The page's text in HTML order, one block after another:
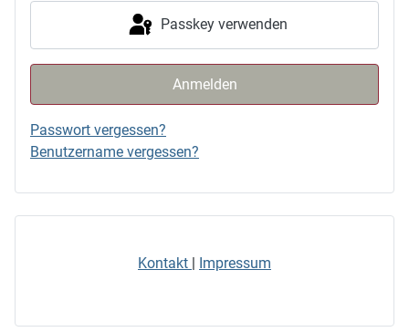
Passkey verwenden
Anmelden
Passwort vergessen?
Benutzername vergessen?
Kontakt Impressum